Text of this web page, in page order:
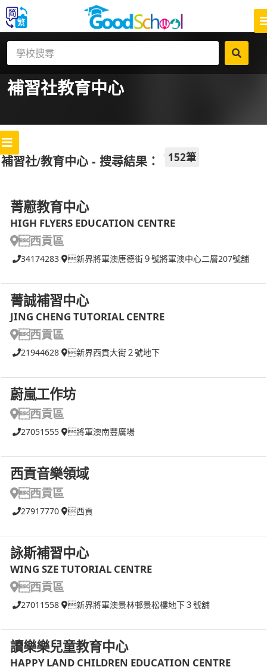
補習社教育中心
補習社/教育中心 - 搜尋結果： 152筆
菁藯教育中心
HIGH FLYERS EDUCATION CENTRE
西貢區
34174283 新界將軍澳唐德街９號將軍澳中心二層207號舖
菁誠補習中心
JING CHENG TUTORIAL CENTRE
西貢區
21944628 新界西貢大街２號地下
蔚嵐工作坊
西貢區
27051555 將軍澳南豐廣場
西貢音樂領域
西貢區
27917770 西貢
詠斯補習中心
WING SZE TUTORIAL CENTRE
西貢區
27011558 新界將軍澳景林邨景松樓地下３號舖
讀樂樂兒童教育中心
HAPPY LAND CHILDREN EDUCATION CENTRE